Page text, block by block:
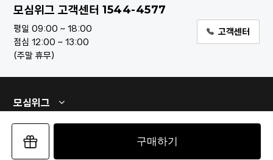
구매하기
모심위그 고객센터1544-4577
평일 09:00 ~ 18:00
점심 12:00 ~ 13:00
주말 휴무
고객센터
모심위그
이용약관 개인정보처리방침